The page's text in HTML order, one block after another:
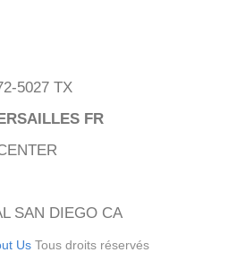
5027 TX
FR
SAN DIEGO CA
Us Tous droits réservés